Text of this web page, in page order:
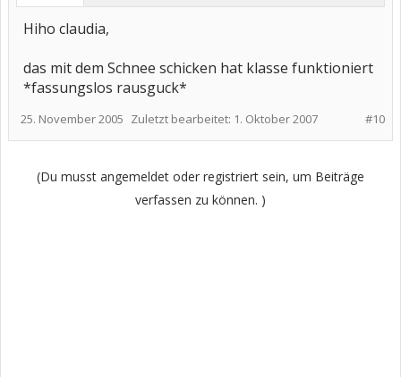
Hiho claudia,
das mit dem Schnee schicken hat klasse funktioniert
*fassungslos rausguck*
#10
25. November 2005 Zuletzt bearbeitet: 1. Oktober 2007
(Du musst angemeldet oder registriert sein, um Beiträge
verfassen zu können. )